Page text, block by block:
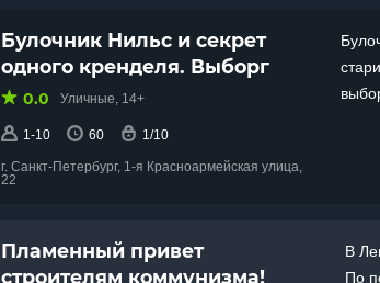
Булочник Нильс и секрет
одного кренделя. Выборг
0.0 Уличные, 14+
1-10 60 1/10
г. Санкт-Петербург, 1-я Красноармейская улица,
22
Пламенный привет
строителям коммунизма!
В
По